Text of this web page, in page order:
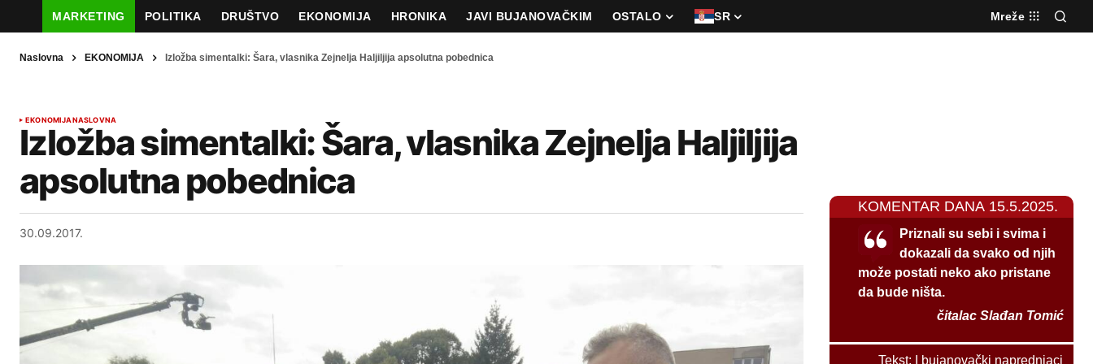
MARKETING POLITIKA DRUŠTVO EKONOMIJA HRONIKA JAVI BUJANOVAČKIM OSTALO SR Mreže
Naslovna EKONOMIJA Izložba simentalki: Šara, vlasnika Zejnelja Haljiljija apsolutna pobednica
EKONOMIJANASLOVNA
Izložba simentalki: Šara, vlasnika Zejnelja Haljiljija
apsolutna pobednica
30.09.2017.
KOMENTAR DANA 15.5.2025.
Priznali su sebi i svima i
dokazali da svako od njih
može postati neko ako pristane
da bude ništa.
čitalac Slađan Tomić
Tekst: I bujanovački naprednjaci